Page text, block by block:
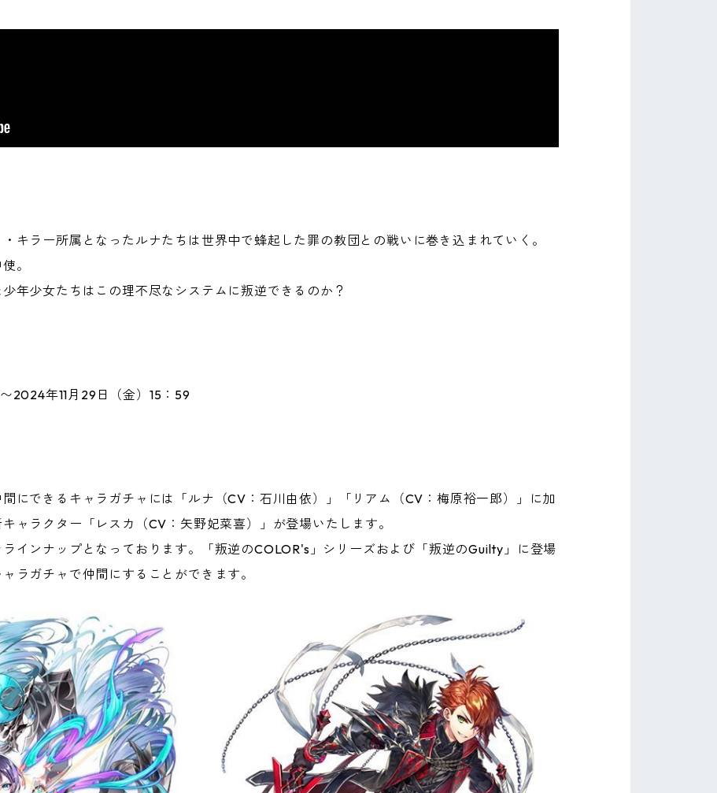
キラー所属となったルナたちは世界中で蜂起した罪の教団との戦いに巻き込まれていく。
。
年少女たちはこの理不尽なシステムに叛逆できるのか？
2024年11月29日（金）15：59
にできるキャラガチャには「ルナ（CV：石川由依）」「リアム（CV：梅原裕一郎）」に加
ャラクター「レスカ（CV：矢野妃菜喜）」が登場いたします。
インナップとなっております。「叛逆のCOLOR's」シリーズおよび「叛逆のGuilty」に登場
ラガチャで仲間にすることができます。